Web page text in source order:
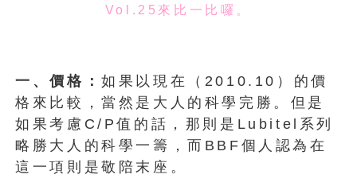
Vol.25來比一比囉。
一、價格：如果以現在（2010.10）的價
格來比較，當然是大人的科學完勝。但是
如果考慮C/P值的話，那則是Lubitel系列
略勝大人的科學一籌，而BBF個人認為在
這一項則是敬陪末座。